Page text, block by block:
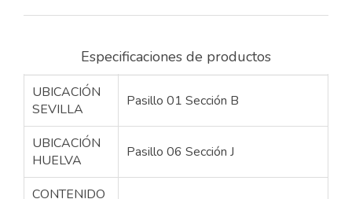
Especificaciones de productos
UBICACIÓN
SEVILLA
Pasillo 01 Sección B
UBICACIÓN
HUELVA
Pasillo 06 Sección J
CONTENIDO